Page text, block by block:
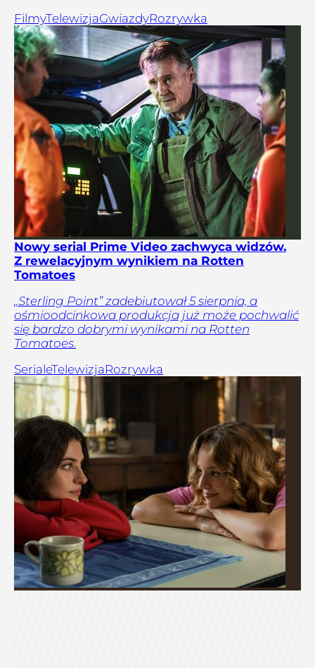
FilmyTelewizjaGwiazdyRozrywka
Nowy serial Prime Video zachwyca widzów.
Z rewelacyjnym wynikiem na Rotten
Tomatoes
„Sterling Point” zadebiutował 5 sierpnia, a
ośmioodcinkowa produkcja już może pochwalić
się bardzo dobrymi wynikami na Rotten
Tomatoes.
SerialeTelewizjaRozrywka